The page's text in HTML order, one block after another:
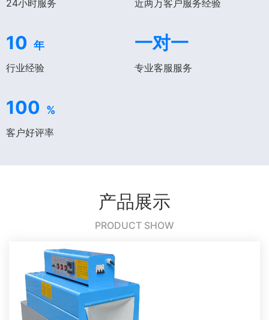
24小时服务 近两万客户服务经验
10 年
行业经验
一对一
专业客服服务
100 %
客户好评率
产品展示
PRODUCT SHOW